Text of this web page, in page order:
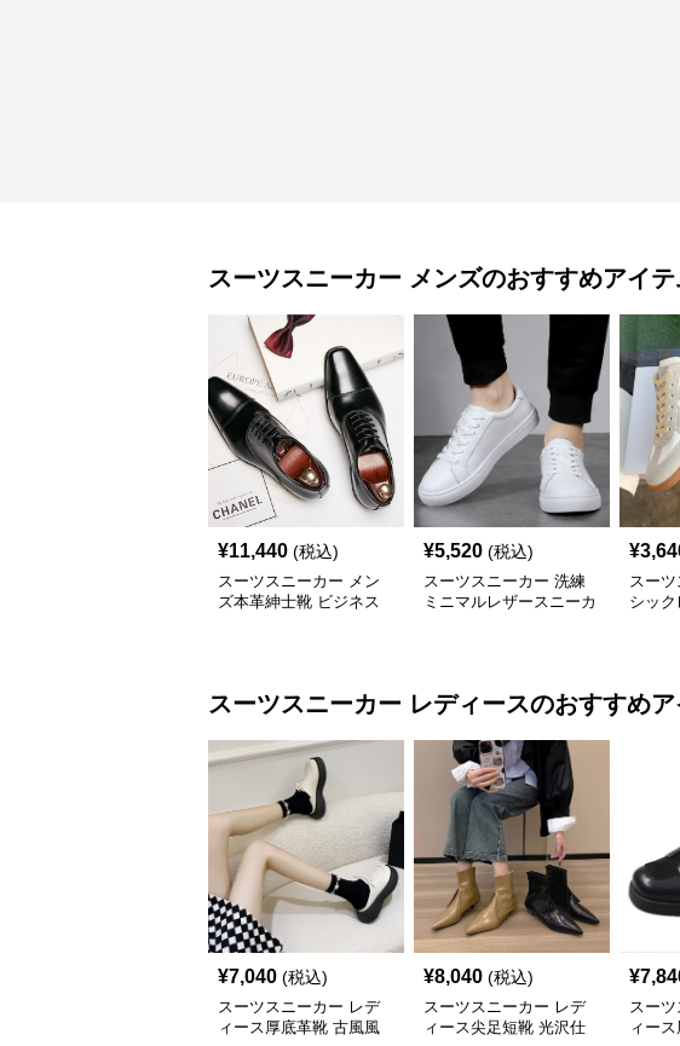
スーツスニーカー メンズのおすすめアイテ
¥11,440 (税込)
スーツスニーカー メン
ズ本革紳士靴 ビジネス
¥5,520 (税込)
スーツスニーカー 洗練
ミニマルレザースニーカ
¥
スー
シッ
スーツスニーカー レディースのおすすめ
¥7,040 (税込)
スーツスニーカー レデ
ィース厚底革靴 古風風
¥8,040 (税込)
スーツスニーカー レデ
ィース尖足短靴 光沢仕
¥
スー
ィー